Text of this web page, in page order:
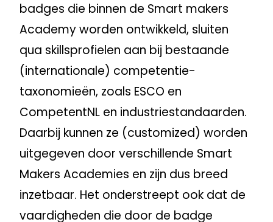
badges die binnen de Smart makers
Academy worden ontwikkeld, sluiten
qua skillsprofielen aan bij bestaande
(internationale) competentie-
taxonomieën, zoals ESCO en
CompetentNL en industriestandaarden.
Daarbij kunnen ze (customized) worden
uitgegeven door verschillende Smart
Makers Academies en zijn dus breed
inzetbaar. Het onderstreept ook dat de
vaardigheden die door de badge